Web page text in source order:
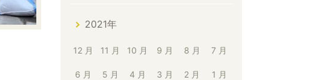
2021年
12 月 11 月 10 月 9 月 8 月 7 月
6 月 5 月 4 月 3 月 2 月 1 月